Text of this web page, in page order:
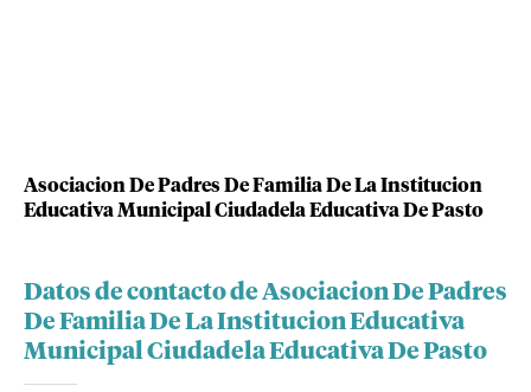
Asociacion De Padres De Familia De La Institucion
Educativa Municipal Ciudadela Educativa De Pasto
Datos de contacto de Asociacion De Padres
De Familia De La Institucion Educativa
Municipal Ciudadela Educativa De Pasto